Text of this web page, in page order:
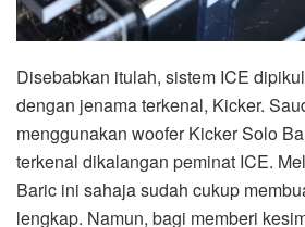
Disebabkan itulah, sistem ICE
dengan jenama terkenal, Kicker.
menggunakan woofer Kicker Solo
terkenal dikalangan peminat ICE.
Baric ini sahaja sudah cukup
lengkap. Namun, bagi memberi